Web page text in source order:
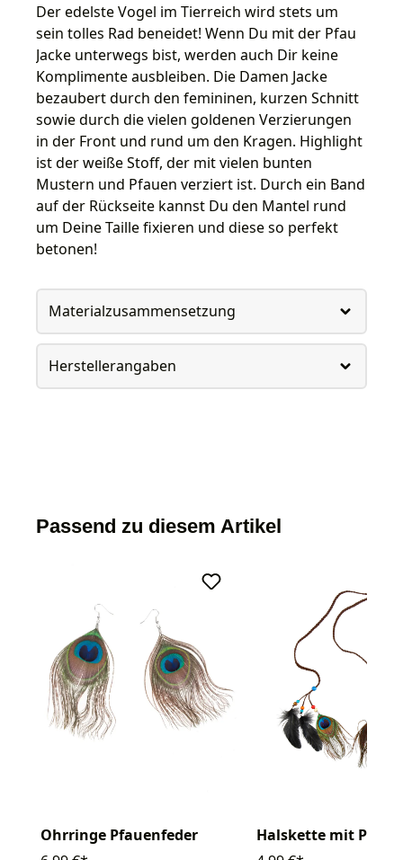
Der edelste Vogel im Tierreich wird stets um
sein tolles Rad beneidet! Wenn Du mit der Pfau
Jacke unterwegs bist, werden auch Dir keine
Komplimente ausbleiben. Die Damen Jacke
bezaubert durch den femininen, kurzen Schnitt
sowie durch die vielen goldenen Verzierungen
in der Front und rund um den Kragen. Highlight
ist der weiße Stoff, der mit vielen bunten
Mustern und Pfauen verziert ist. Durch ein Band
auf der Rückseite kannst Du den Mantel rund
um Deine Taille fixieren und diese so perfekt
betonen!
Materialzusammensetzung
Herstellerangaben
Passend zu diesem Artikel
Ohrringe Pfauenfeder
Halskette mit